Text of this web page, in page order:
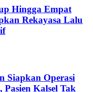
Hingga Empat
Rekayasa Lalu
Siapkan Operasi
Kalsel Tak